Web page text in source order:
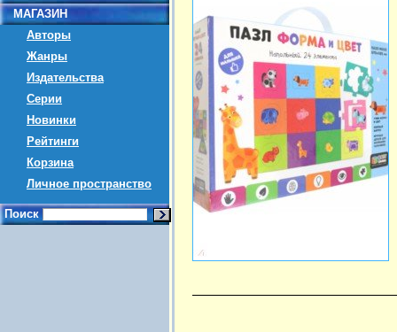
МАГАЗИН
Авторы
Жанры
Издательства
Серии
Новинки
Рейтинги
Корзина
Личное пространство
Поиск